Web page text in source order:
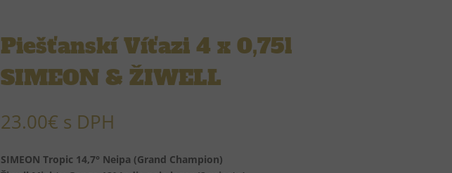
Piešťanskí Víťazi 4 x 0,75l
SIMEON & ŽIWELL
23.00€ s DPH
SIMEON Tropic 14,7° Neipa (Grand Champion)